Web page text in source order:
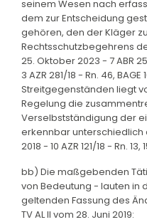
seinem Wesen nach
dem zur Entscheidung
gehören, den der Kläger
Rechtsschutzbegehrens
25. Oktober 2023 - 7 ABR
3 AZR 281/18 - Rn. 46,
Streitgegenständen liegt
Regelung die
Verselbstständigung der
erkennbar unterschiedlich
2018 - 10 AZR 121/18 - Rn. 13,
bb) Die maßgebenden
von Bedeutung - lauten in
geltenden Fassung des
TV AL II vom 28. Juni 2019: